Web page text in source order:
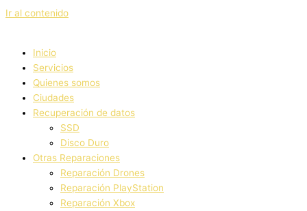
Ir al contenido
Inicio
Servicios
Quienes somos
Ciudades
Recuperación de datos
SSD
Disco Duro
Otras Reparaciones
Reparación Drones
Reparación PlayStation
Reparación Xbox